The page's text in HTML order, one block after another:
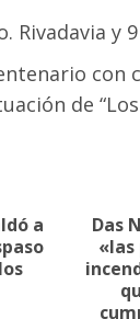
y 9
con
de
Entrada
anterior:
a
entrada:
Das